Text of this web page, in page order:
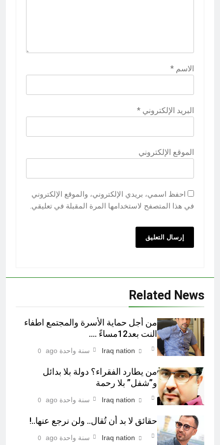
الاسم *
البريد الإلكتروني *
الموقع الإلكتروني
احفظ اسمي، بريدي الإلكتروني، والموقع الإلكتروني
في هذا المتصفح لاستخدامها المرة المقبلة في تعليقي.
Related News
من أجل حماية الأسرة والمجتمع اطفاء
النت بعد12مساءً ….
Iraq nation سنة واحدة ago 0
من يطارد الفقراء؟ دولة بلا بدائل
و”شفل” بلا رحمة
Iraq nation سنة واحدة ago 0
حقائق لا بد أن تُقال.. ولن نرجع عنها..!
Iraq nation سنة واحدة ago 0